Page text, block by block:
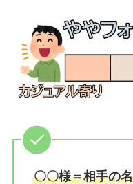
〇〇様＝相手の